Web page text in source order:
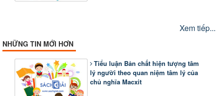
Xem tiếp...
NHỮNG TIN MỚI HƠN
Tiểu luận Bản chất hiện tượng tâm
lý người theo quan niệm tâm lý của
chủ nghĩa Macxit